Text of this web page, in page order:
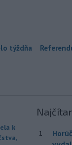
týždňa
k
1